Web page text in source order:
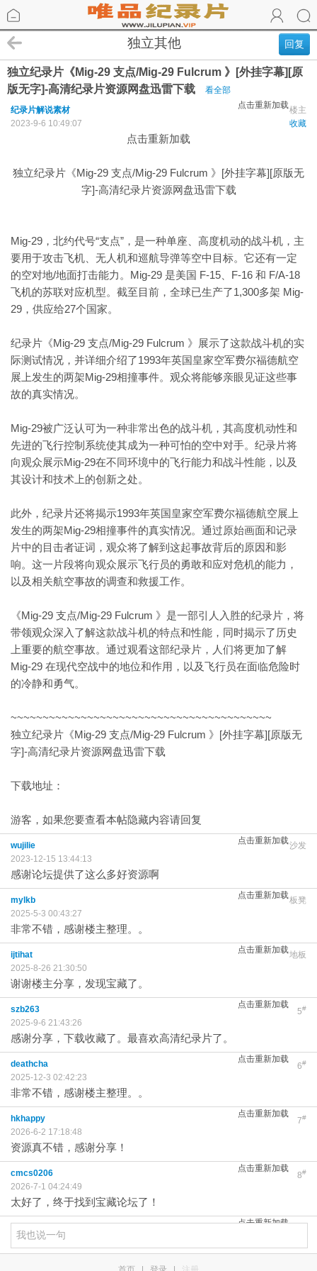
回复
独立其他
独立纪录片《Mig-29 支点/Mig-29 Fulcrum 》[外挂字幕][原
版无字]-高清纪录片资源网盘迅雷下载
看全部
点击重新加载楼主
纪录片解说素材
收藏
2023-9-6 10:49:07
点击重新加载
独立纪录片《Mig-29 支点/Mig-29 Fulcrum 》[外挂字幕][原版无
字]-高清纪录片资源网盘迅雷下载
Mig-29，北约代号“支点”，是一种单座、高度机动的战斗机，主
要用于攻击飞机、无人机和巡航导弹等空中目标。它还有一定
的空对地/地面打击能力。Mig-29 是美国 F-15、F-16 和 F/A-18
飞机的苏联对应机型。截至目前，全球已生产了1,300多架 Mig-
29，供应给27个国家。
纪录片《Mig-29 支点/Mig-29 Fulcrum 》展示了这款战斗机的实
际测试情况，并详细介绍了1993年英国皇家空军费尔福德航空
展上发生的两架Mig-29相撞事件。观众将能够亲眼见证这些事
故的真实情况。
Mig-29被广泛认可为一种非常出色的战斗机，其高度机动性和
先进的飞行控制系统使其成为一种可怕的空中对手。纪录片将
向观众展示Mig-29在不同环境中的飞行能力和战斗性能，以及
其设计和技术上的创新之处。
此外，纪录片还将揭示1993年英国皇家空军费尔福德航空展上
发生的两架Mig-29相撞事件的真实情况。通过原始画面和记录
片中的目击者证词，观众将了解到这起事故背后的原因和影
响。这一片段将向观众展示飞行员的勇敢和应对危机的能力，
以及相关航空事故的调查和救援工作。
《Mig-29 支点/Mig-29 Fulcrum 》是一部引人入胜的纪录片，将
带领观众深入了解这款战斗机的特点和性能，同时揭示了历史
上重要的航空事故。通过观看这部纪录片，人们将更加了解
Mig-29 在现代空战中的地位和作用，以及飞行员在面临危险时
的冷静和勇气。
~~~~~~~~~~~~~~~~~~~~~~~~~~~~~~~~~~~~~~~~~
独立纪录片《Mig-29 支点/Mig-29 Fulcrum 》[外挂字幕][原版无
字]-高清纪录片资源网盘迅雷下载
下载地址：
游客，如果您要查看本帖隐藏内容请回复
点击重新加载沙发
wujilie
2023-12-15 13:44:13
感谢论坛提供了这么多好资源啊
点击重新加载板凳
mylkb
2025-5-3 00:43:27
非常不错，感谢楼主整理。。
点击重新加载地板
ijtihat
2025-8-26 21:30:50
谢谢楼主分享，发现宝藏了。
点击重新加载
5#
szb263
2025-9-6 21:43:26
感谢分享，下载收藏了。最喜欢高清纪录片了。
点击重新加载
6#
deathcha
2025-12-3 02:42:23
非常不错，感谢楼主整理。。
点击重新加载
7#
hkhappy
2026-6-2 17:18:48
资源真不错，感谢分享！
点击重新加载
8#
cmcs0206
2026-7-1 04:24:49
太好了，终于找到宝藏论坛了！
点击重新加载